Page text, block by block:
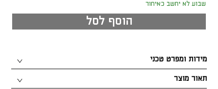
שבוע לא יחשב כאיחור
הוסף לסל
תאור מוצר
מידות ומפרט טכני